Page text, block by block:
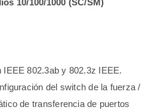
10/100/1000 (SC/SM)
IEEE 802.3ab y 802.3z IEEE.
del switch de la fuerza /
de transferencia de puertos